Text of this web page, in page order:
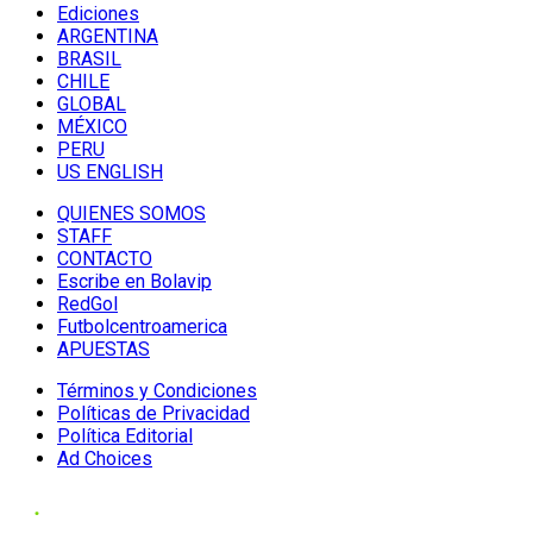
Ediciones
ARGENTINA
BRASIL
CHILE
GLOBAL
MÉXICO
PERU
US ENGLISH
QUIENES SOMOS
STAFF
CONTACTO
Escribe en Bolavip
RedGol
Futbolcentroamerica
APUESTAS
Términos y Condiciones
Políticas de Privacidad
Política Editorial
Ad Choices